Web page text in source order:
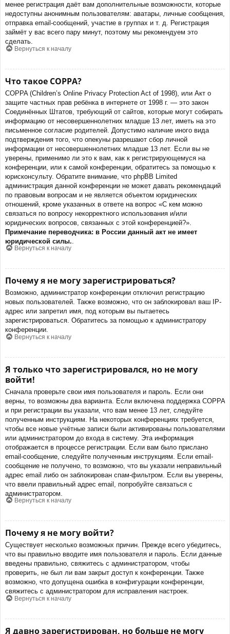
менее регистрация даёт вам дополнительные возможности, которые
недоступны анонимным пользователям: аватары, личные сообщения,
отправка email-сообщений, участие в группах и т. д. Регистрация
займёт у вас всего пару минут, поэтому мы рекомендуем это
сделать.
Вернуться к началу
Что такое COPPA?
COPPA (Children’s Online Privacy Protection Act of 1998), или Акт о
защите частных прав ребёнка в интернете от 1998 г. — это закон
Соединённых Штатов, требующий от сайтов, которые могут собирать
информацию от несовершеннолетних младше 13 лет, иметь на это
письменное согласие родителей. Допустимо наличие иного вида
подтверждения того, что опекуны разрешают сбор личной
информации от несовершеннолетних младше 13 лет. Если вы не
уверены, применимо ли это к вам, как к регистрирующемуся на
конференции, или к самой конференции, обратитесь за помощью к
юрисконсульту. Обратите внимание, что phpBB Limited
администрация данной конференции не может давать рекомендаций
по правовым вопросам и не является объектом юридических
отношений, кроме указанных в ответе на вопрос «С кем можно
связаться по вопросу некорректного использования и/или
юридических вопросов, связанных с этой конференцией?».
Примечание переводчика: в России данный акт не имеет
юридической силы.
Вернуться к началу
Почему я не могу зарегистрироваться?
Возможно, администратор конференции отключил регистрацию
новых пользователей. Также возможно, что он заблокировал ваш IP-
адрес или запретил имя, под которым вы пытаетесь
зарегистрироваться. Обратитесь за помощью к администратору
конференции.
Вернуться к началу
Я только что зарегистрировался, но не могу
войти!
Сначала проверьте свои имя пользователя и пароль. Если они
верны, то возможны два варианта. Если включена поддержка COPPA
и при регистрации вы указали, что вам менее 13 лет, следуйте
полученным инструкциям. На некоторых конференциях требуется,
чтобы все новые учётные записи были активированы пользователями
или администратором до входа в систему. Эта информация
отображается в процессе регистрации. Если вам было прислано
email-сообщение, следуйте полученным инструкциям. Если email-
сообщение не получено, то возможно, что вы указали неправильный
адрес email либо он заблокирован спам-фильтром. Если вы уверены,
что ввели правильный адрес email, попробуйте связаться с
администратором.
Вернуться к началу
Почему я не могу войти?
Существует несколько возможных причин. Прежде всего убедитесь,
что вы правильно вводите имя пользователя и пароль. Если данные
введены правильно, свяжитесь с администратором, чтобы
проверить, не был ли вам закрыт доступ к конференции. Также
возможно, что допущена ошибка в конфигурации конференции,
свяжитесь с администратором для исправления настроек.
Вернуться к началу
Я давно зарегистрирован, но больше не могу